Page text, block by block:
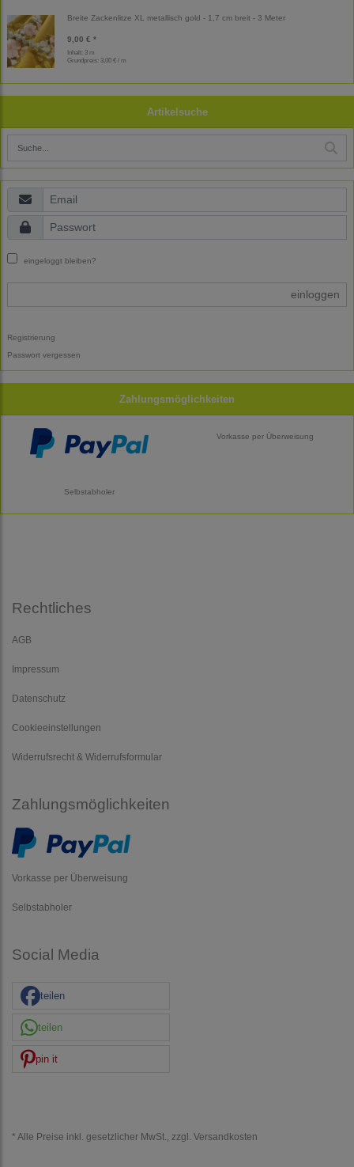
Breite Zackenlitze XL metallisch gold - 1,7 cm breit - 3 Meter
9,00 € *
Inhalt: 3 m
Grundpreis: 3,00 € / m
Artikelsuche
eingeloggt bleiben?
einloggen
Registrierung
Passwort vergessen
Zahlungsmöglichkeiten
Vorkasse per Überweisung
Selbstabholer
Rechtliches
AGB
Impressum
Datenschutz
Cookieeinstellungen
Widerrufsrecht & Widerrufsformular
Zahlungsmöglichkeiten
Vorkasse per Überweisung
Selbstabholer
Social Media
teilen
teilen
pin it
* Alle Preise inkl. gesetzlicher MwSt., zzgl. Versandkosten